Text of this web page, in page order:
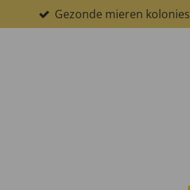
direct
Gezonde mieren kolonies